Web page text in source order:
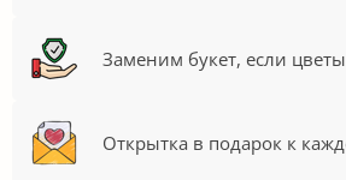
Заменим букет, если
Открытка в подарок к